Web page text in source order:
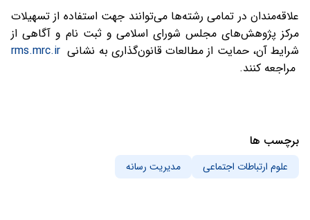
علاقه‌مندان در تمامی رشته‌ها می‌توانند جهت استفاده از تسهیلات
مرکز پژوهش‌های مجلس شورای اسلامی و ثبت نام و آگاهی از
شرایط آن، حمایت از مطالعات قانون‌گذاری به نشانی rms.mrc.ir
مراجعه کنند.
برچسب ها
علوم ارتباطات اجتماعی مدیریت رسانه